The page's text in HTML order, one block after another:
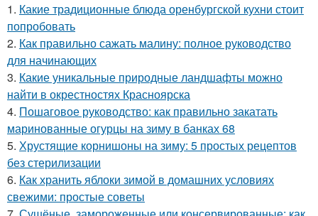
1. Какие традиционные блюда оренбургской кухни стоит
попробовать
2. Как правильно сажать малину: полное руководство
для начинающих
3. Какие уникальные природные ландшафты можно
найти в окрестностях Красноярска
4. Пошаговое руководство: как правильно закатать
маринованные огурцы на зиму в банках 68
5. Хрустящие корнишоны на зиму: 5 простых рецептов
без стерилизации
6. Как хранить яблоки зимой в домашних условиях
свежими: простые советы